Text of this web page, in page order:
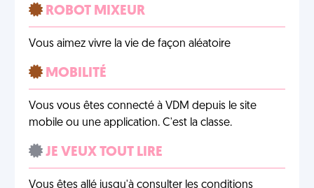
ROBOT MIXEUR
Vous aimez vivre la vie de façon aléatoire
MOBILITÉ
Vous vous êtes connecté à VDM depuis le site
mobile ou une application. C'est la classe.
JE VEUX TOUT LIRE
Vous êtes allé jusqu'à consulter les conditions